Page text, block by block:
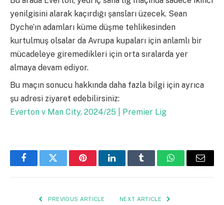
yenilgisini alarak kaçırdığı şansları üzecek. Sean
Dyche’ın adamları küme düşme tehlikesinden
kurtulmuş olsalar da Avrupa kupaları için anlamlı bir
mücadeleye giremedikleri için orta sıralarda yer
almaya devam ediyor.
Bu maçın sonucu hakkında daha fazla bilgi için ayrıca
şu adresi ziyaret edebilirsiniz:
Everton v Man City, 2024/25 | Premier Lig
FacebookTwitter PinterestLinkedInTumblr WhatsAppEmail
PREVIOUS ARTICLE NEXT ARTICLE